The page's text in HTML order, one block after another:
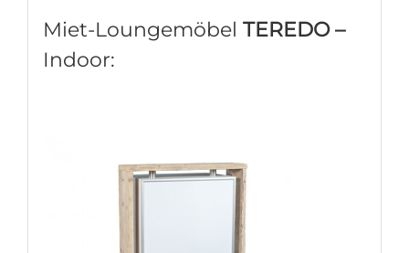
Miet-Loungemöbel TEREDO –
Indoor: